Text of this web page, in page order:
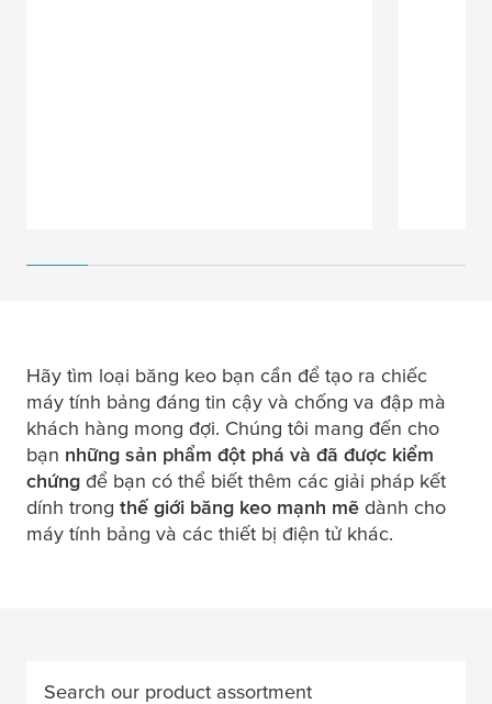
Hãy tìm loại băng keo bạn cần để tạo ra chiếc
máy tính bảng đáng tin cậy và chống va đập mà
khách hàng mong đợi. Chúng tôi mang đến cho
bạn những sản phẩm đột phá và đã được kiểm
chứng để bạn có thể biết thêm các giải pháp kết
dính trong thế giới băng keo mạnh mẽ dành cho
máy tính bảng và các thiết bị điện tử khác.
Search our product assortment